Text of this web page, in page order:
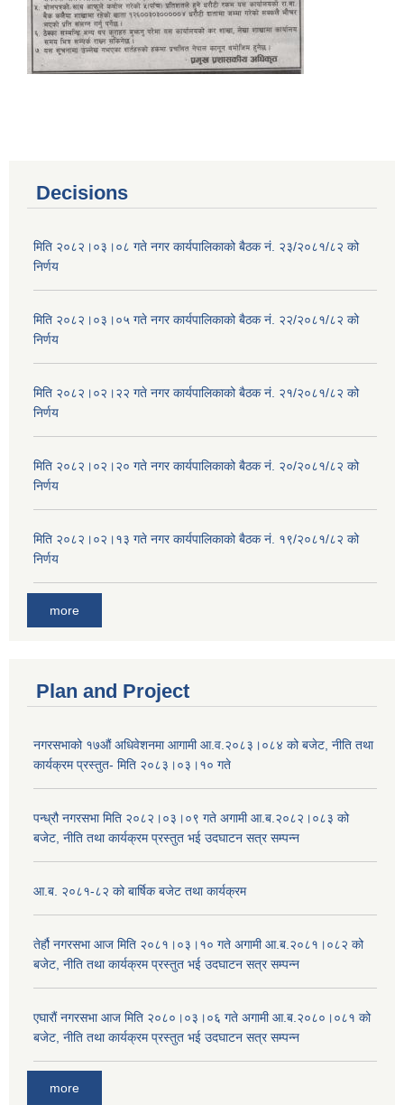
Decisions
मिति २०८२।०३।०८ गते नगर कार्यपालिकाको बैठक नं. २३/२०८१/८२ को
निर्णय
मिति २०८२।०३।०५ गते नगर कार्यपालिकाको बैठक नं. २२/२०८१/८२ को
निर्णय
मिति २०८२।०२।२२ गते नगर कार्यपालिकाको बैठक नं. २१/२०८१/८२ को
निर्णय
मिति २०८२।०२।२० गते नगर कार्यपालिकाको बैठक नं. २०/२०८१/८२ को
निर्णय
मिति २०८२।०२।१३ गते नगर कार्यपालिकाको बैठक नं. १९/२०८१/८२ को
निर्णय
more
Plan and Project
नगरसभाको १७औं अधिवेशनमा आगामी आ.व.२०८३।०८४ को बजेट, नीति तथा
कार्यक्रम प्रस्तुत- मिति २०८३।०३।१० गते
पन्ध्रौ नगरसभा मिति २०८२।०३।०९ गते अगामी आ.ब.२०८२।०८३ को
बजेट, नीति तथा कार्यक्रम प्रस्तुत भई उदघाटन सत्र सम्पन्न
आ.ब. २०८१-८२ को बार्षिक बजेट तथा कार्यक्रम
तेर्हौ नगरसभा आज मिति २०८१।०३।१० गते अगामी आ.ब.२०८१।०८२ को
बजेट, नीति तथा कार्यक्रम प्रस्तुत भई उदघाटन सत्र सम्पन्न
एघारौं नगरसभा आज मिति २०८०।०३।०६ गते अगामी आ.ब.२०८०।०८१ को
बजेट, नीति तथा कार्यक्रम प्रस्तुत भई उदघाटन सत्र सम्पन्न
more